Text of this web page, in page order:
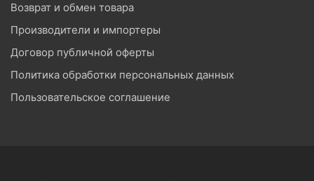
Возврат и обмен товара
Производители и импортеры
Договор публичной оферты
Политика обработки персональных данных
Пользовательское соглашение